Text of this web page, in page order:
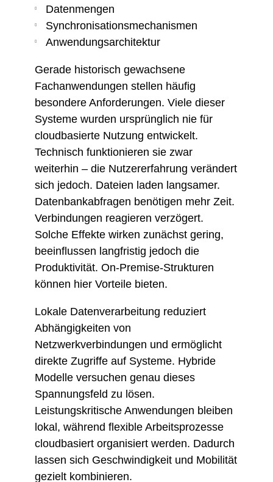
Datenmengen
Synchronisationsmechanismen
Anwendungsarchitektur
Gerade historisch gewachsene
Fachanwendungen stellen häufig
besondere Anforderungen. Viele dieser
Systeme wurden ursprünglich nie für
cloudbasierte Nutzung entwickelt.
Technisch funktionieren sie zwar
weiterhin – die Nutzererfahrung verändert
sich jedoch. Dateien laden langsamer.
Datenbankabfragen benötigen mehr Zeit.
Verbindungen reagieren verzögert.
Solche Effekte wirken zunächst gering,
beeinflussen langfristig jedoch die
Produktivität. On-Premise-Strukturen
können hier Vorteile bieten.
Lokale Datenverarbeitung reduziert
Abhängigkeiten von
Netzwerkverbindungen und ermöglicht
direkte Zugriffe auf Systeme. Hybride
Modelle versuchen genau dieses
Spannungsfeld zu lösen.
Leistungskritische Anwendungen bleiben
lokal, während flexible Arbeitsprozesse
cloudbasiert organisiert werden. Dadurch
lassen sich Geschwindigkeit und Mobilität
gezielt kombinieren.